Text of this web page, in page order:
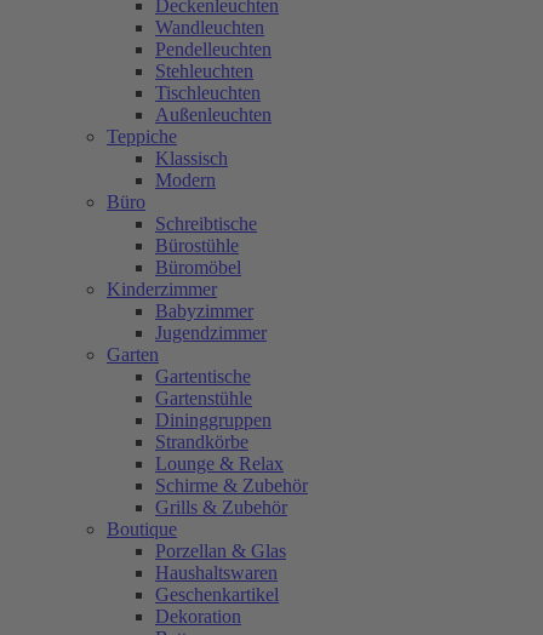
Deckenleuchten
Wandleuchten
Pendelleuchten
Stehleuchten
Tischleuchten
Außenleuchten
Teppiche
Klassisch
Modern
Büro
Schreibtische
Bürostühle
Büromöbel
Kinderzimmer
Babyzimmer
Jugendzimmer
Garten
Gartentische
Gartenstühle
Dininggruppen
Strandkörbe
Lounge & Relax
Schirme & Zubehör
Grills & Zubehör
Boutique
Porzellan & Glas
Haushaltswaren
Geschenkartikel
Dekoration